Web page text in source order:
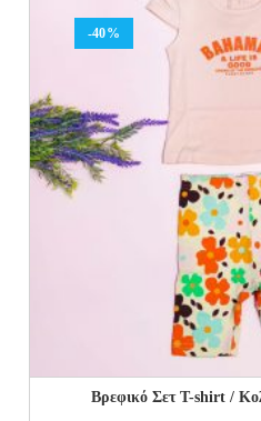
-40%
Βρεφικό Σετ Τ-shirt /